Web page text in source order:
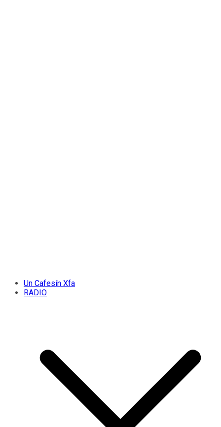
Un Cafesín Xfa
RADIO